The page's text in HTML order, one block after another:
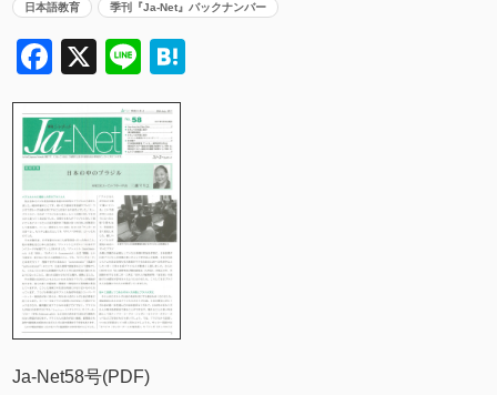
日本語教育 季刊『Ja-Net』バックナンバー
Facebook
X Line
Ja-Net58号(PDF)